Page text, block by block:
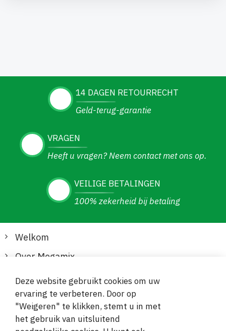
14 DAGEN RETOURRECHT
Geld-terug-garantie
VRAGEN
Heeft u vragen? Neem contact met ons op.
VEILIGE BETALINGEN
100% zekerheid bij betaling
Welkom
Over Megamix
Informatie
Klantenservice
Deze website gebruikt cookies om uw
ervaring te verbeteren. Door op
"Weigeren" te klikken, stemt u in met
het gebruik van uitsluitend